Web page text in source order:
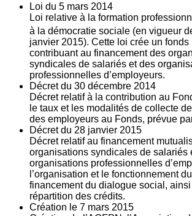
Loi du 5 mars 2014
Loi relative à la formation
à la démocratie sociale (en vigueur
janvier 2015). Cette loi crée un fonds
contribuant au financement des
syndicales de salariés et des
professionnelles d’employeurs.
Décret du 30 décembre 2014
Décret relatif à la contribution au
le taux et les modalités de collecte
des employeurs au Fonds, prévue
Décret du 28 janvier 2015
Décret relatif au financement
organisations syndicales de salariés
organisations professionnelles
l’organisation et le fonctionnement
financement du dialogue social,
répartition des crédits.
Création le 7 mars 2015